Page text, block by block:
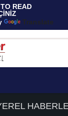
READ
Translate